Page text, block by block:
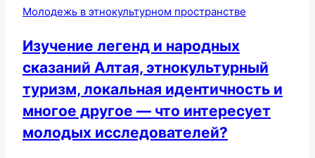
Молодежь в этнокультурном пространстве
Изучение легенд и народных
сказаний Алтая, этнокультурный
туризм, локальная идентичность и
многое другое — что интересует
молодых исследователей?